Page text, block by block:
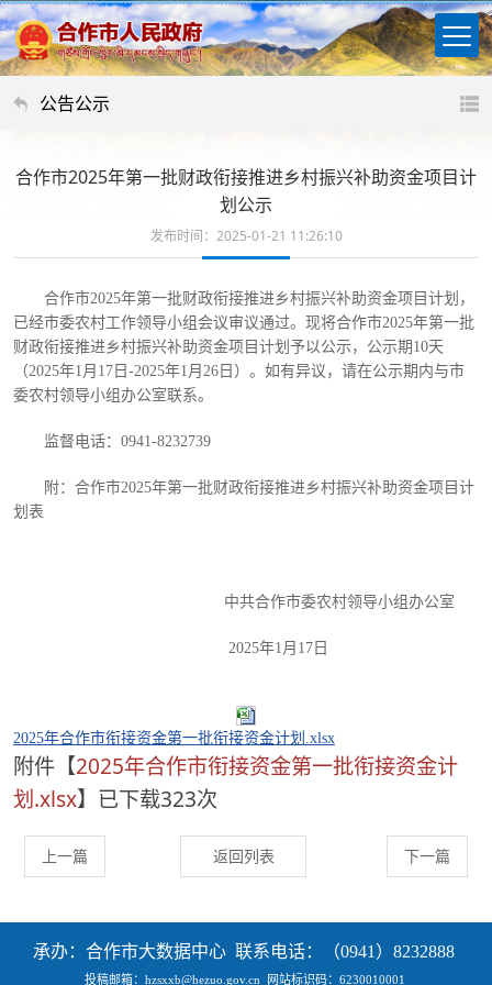
公告公示
合作市2025年第一批财政衔接推进乡村振兴补助资金项目计
划公示
发布时间：2025-01-21 11:26:10
合作市2025年第一批财政衔接推进乡村振兴补助资金项目 计划 ，
已经市委农村工作领导小组会议审议通过。现将合作市2025年第一批
财政衔接推进乡村振兴补助资金项目计划予以公示，公示期 10天
（2025年1月17 日 -2025年1月 26 日 ）。如有异议，请在公示期内与市
委农村领导小组办公室联系。
监督电话： 0941-8232739
附：合作市2025年第一批财政衔接推进乡村振兴补助资金项目计
划表
中共合作市委农村领导小组办公室
2025年1月 17 日
2025年合作市衔接资金第一批衔接资金计划.xlsx
附件【2025年合作市衔接资金第一批衔接资金计
划.xlsx】已下载323次
上一篇 返回列表 下一篇
承办：合作市大数据中心 联系电话：（0941）8232888
投稿邮箱：hzsxxb@hezuo.gov.cn 网站标识码：6230010001